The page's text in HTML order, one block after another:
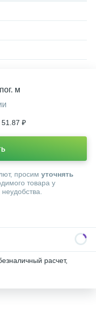
м
51.87 ₽
просим уточнять
товара у
расчет,